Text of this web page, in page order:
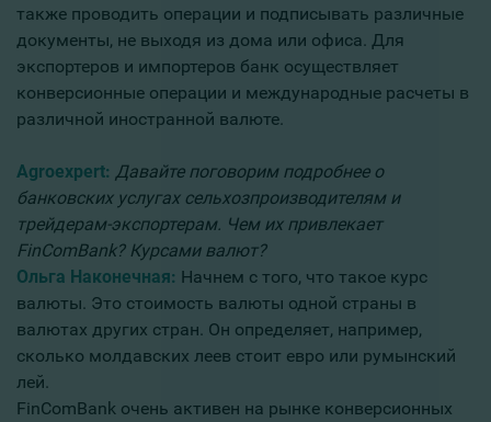
также проводить операции и подписывать различные
документы, не выходя из дома или офиса. Для
экспортеров и импортеров банк осуществляет
конверсионные операции и международные расчеты в
различной иностранной валюте.
Agroexpert: Давайте поговорим подробнее о
банковских услугах сельхозпроизводителям и
трейдерам-экспортерам. Чем их привлекает
FinComBank? Курсами валют?
Ольга Наконечная: Начнем с того, что такое курс
валюты. Это стоимость валюты одной страны в
валютах других стран. Он определяет, например,
сколько молдавских леев стоит евро или румынский
лей.
FinComBank очень активен на рынке конверсионных